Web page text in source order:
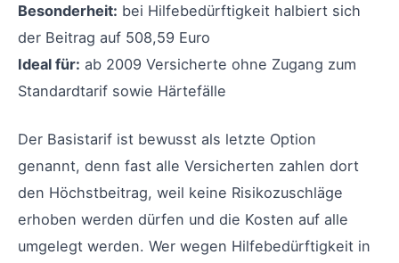
Besonderheit: bei Hilfebedürftigkeit halbiert sich
der Beitrag auf 508,59 Euro
Ideal für: ab 2009 Versicherte ohne Zugang zum
Standardtarif sowie Härtefälle
Der Basistarif ist bewusst als letzte Option
genannt, denn fast alle Versicherten zahlen dort
den Höchstbeitrag, weil keine Risikozuschläge
erhoben werden dürfen und die Kosten auf alle
umgelegt werden. Wer wegen Hilfebedürftigkeit in